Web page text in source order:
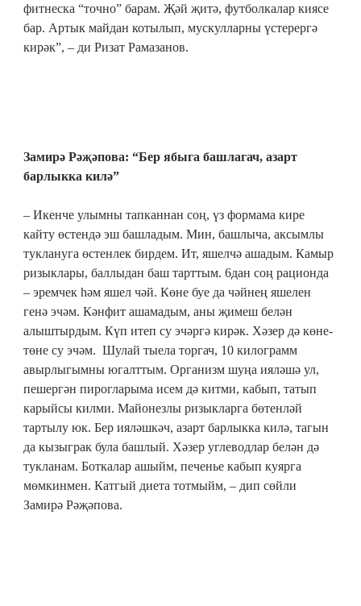
фитнеска “точно” барам. Җәй җитә, футболкалар киясе
бар. Артык майдан котылып, мускулларны үстерергә
кирәк”, – ди Ризат Рамазанов.
Замирә Рәҗәпова: “Бер ябыга башлагач, азарт
барлыкка килә”
– Икенче улымны тапканнан соң, үз формама кире
кайту өстендә эш башладым. Мин, башлыча, аксымлы
туклануга өстенлек бирдем. Ит, яшелчә ашадым. Камыр
ризыклары, баллыдан баш тарттым. 6дан соң рационда
– эремчек һәм яшел чәй. Көне буе да чәйнең яшелен
генә эчәм. Кәнфит ашамадым, аны җимеш белән
алыштырдым. Күп итеп су эчәргә кирәк. Хәзер дә көне-
төне су эчәм. Шулай тыела торгач, 10 килограмм
авырлыгымны югалттым. Организм шуңа ияләшә ул,
пешергән пирогларыма исем дә китми, кабып, татып
карыйсы килми. Майонезлы ризыкларга бөтенләй
тартылу юк. Бер ияләшкәч, азарт барлыкка килә, тагын
да кызыграк була башлый. Хәзер углеводлар белән дә
тукланам. Боткалар ашыйм, печенье кабып куярга
мөмкинмен. Катгый диета тотмыйм, – дип сөйли
Замирә Рәҗәпова.